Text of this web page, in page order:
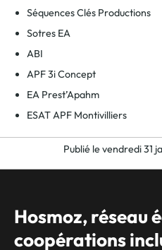
Séquences Clés Productions
Sotres EA
ABI
APF 3i Concept
EA Prest’Apahm
ESAT APF Montivilliers
Publié le vendredi 31
Hosmoz, réseau
coopérations